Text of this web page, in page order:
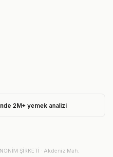
2M+ yemek analizi
ŞİRKETİ · Akdeniz Mah.